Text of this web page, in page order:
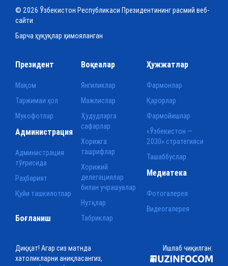
© 2026 Ўзбекистон Республикаси Президентининг расмий веб-
сайти
Барча ҳуқуқлар ҳимояланган
Президент
Мақом
Таржимаи ҳол
Мукофотлар
Воқеалар
Янгиликлар
Мажлислар
Ҳудудларга
сафарлар
Хорижга
ташрифлар
Хорижий
делегациялар
билан учрашувлар
Нутқлар
Табриклар
Ҳужжатлар
Фармонлар
Қарорлар
Фармойишлар
«Ўзбекистон —
2030» стратегияси
Ташаббуслар
Администрация
Администрация
тўғрисида
Раҳбарият
Қуйи ташкилотлар
Медиатека
Фотогалерея
Видеогалерея
Боғланиш
Диққат! Агар сиз матнда
хатоликларни аниқласангиз,
Ишлаб чиқилган: